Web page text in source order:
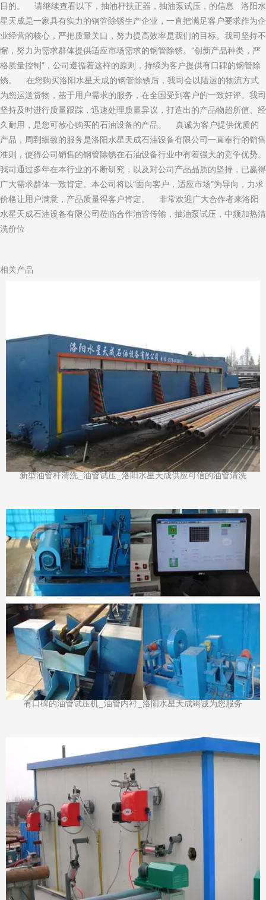
目的。 请继续查看以下，抽油杆扶正器，抽油泵试压，的信息 洛阳水
星天成是一家具有实力的钢管除锈生产企业，一直把满足客户要求作为企
业经营的核心，严把质量关口，努力提高效率是我们的目标。我司坚持不
懈，努力为需求群体提供适应市场需求的钢管除锈。“创新产品种类，严
格质量控制”，公司遵循着这样的原则，持续为客户提供有口碑的钢管除
锈。 在您购买洛阳水星天成的钢管除锈后，我司会以陆运的物流方式
为您运送货物，基于用户需求的服务，在全国受到客户的一致好评。我司
坚持及时进行质量跟踪，迅速处理质量异议，打造出的产品物超所值、经
久耐用，是您可放心购买的石油设备的产品。 真诚为客户提供优质的
产品，周到细致的服务是洛阳水星天成石油设备有限公司一直奉行的销售
准则，使得公司销售的钢管除锈在石油设备行业中有着强大的竞争优势。
我司通过多年在本行业的不断研究，以及对公司产品品质的坚持，已赢得
广大需求群体一致肯定。本公司将以“面向客户，适应市场”为导向，力求
价格让用户满意，产品质量得客户肯定。 非常欢迎广大合作者来洛阳
水星天成石油设备有限公司莅临合作油管传输，抽油泵试压，中频加热清
洗价位
相关产品
新型油管杆清洗_油管试压_洛阳水星天成供应可信的油管清洗
有口碑的油管试压机_油管内衬_洛阳水星天成竭诚为您服务